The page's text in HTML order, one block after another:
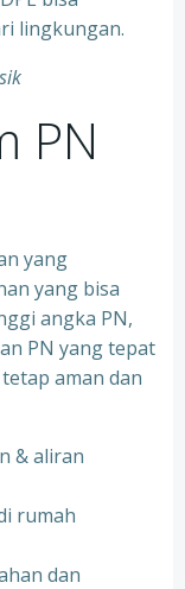
lingkungan.
PN
yang
yang bisa
angka PN,
PN yang tepat
aman dan
& aliran
rumah
dan